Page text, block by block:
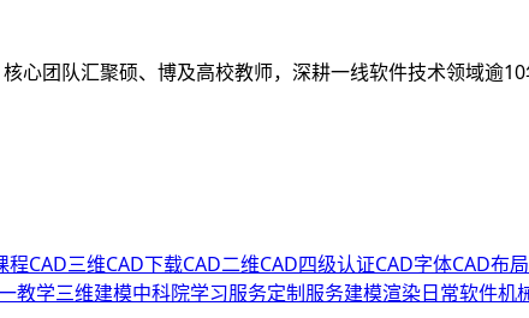
团队汇聚硕、博及高校教师，深耕一线软件技术领域逾
程CAD三维CAD下载CAD二维CAD四级认证CAD字体CAD布局
教学三维建模中科院学习服务定制服务建模渲染日常软件机